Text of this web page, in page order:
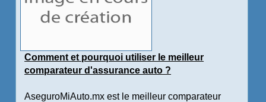
Comment et pourquoi utiliser le meilleur
comparateur d'assurance auto ?
AseguroMiAuto.mx est le meilleur comparateur